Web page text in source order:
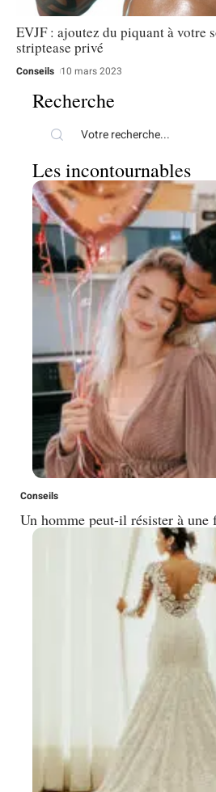
EVJF : ajoutez du piquant à votre
striptease privé
Conseils 10 mars 2023
Recherche
Les incontournables
Conseils
Un homme peut-il résister à une